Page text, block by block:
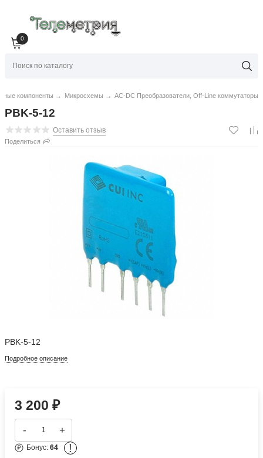
0
компоненты → Микросхемы → AC-DC Преобразователи, Off-Line коммутаторы
PBK-5-12
Оставить отзыв
Поделиться
PBK-5-12
Подробное описание
3 200₽
- +
Бонус:64 !